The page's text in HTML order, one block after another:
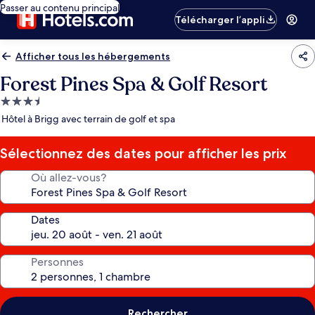
Passer au contenu principal
Télécharger l’appli
Afficher tous les hébergements
Forest Pines Spa & Golf Resort
Hébergement
3.5 étoiles
Hôtel à Brigg avec terrain de golf et spa
Sélectionnez des dates pour afficher les prix
Où allez-vous?
Dates
Personnes